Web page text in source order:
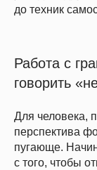
до техник
Работа с
говорить
Для человека,
перспектива
пугающе.
с того, чтобы